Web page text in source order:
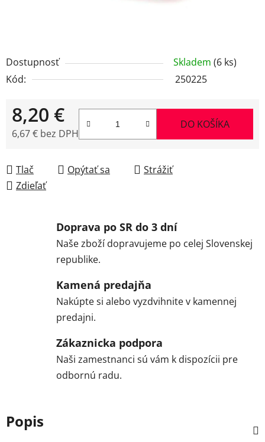
Dostupnosť Skladem (6 ks)
Kód:
250225
8,20 €
6,67 € bez DPH
DO KOŠÍKA
Tlač Opýtať sa
Strážiť
Zdieľať
Doprava po SR do 3 dní
Naše zboží dopravujeme po celej Slovenskej
republike.
Kamená predajňa
Nakúpte si alebo vyzdvihnite v kamennej
predajni.
Zákaznicka podpora
Naši zamestnanci sú vám k dispozícii pre
odbornú radu.
Popis